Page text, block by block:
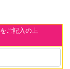
ご記入の上